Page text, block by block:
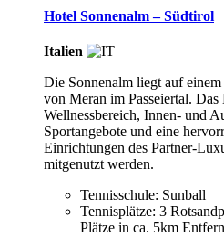
Hotel Sonnenalm – Südtirol
Italien
Die Sonnenalm liegt auf
von Meran im Passeiertal.
Wellnessbereich, Innen- und
Sportangebote und eine
Einrichtungen des Partner-
mitgenutzt werden.
Tennisschule: Sunball
Tennisplätze: 3
Plätze in ca. 5km